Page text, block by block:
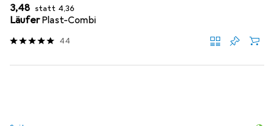
EUR
3,48 statt EUR
4,36
Läufer Plast-Combi
44